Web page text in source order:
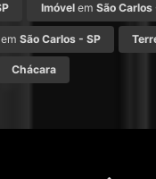
Imóvelem São Carlos
emSão Carlos - SP
Chácara